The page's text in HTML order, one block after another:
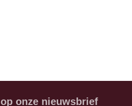
onze nieuwsbrief